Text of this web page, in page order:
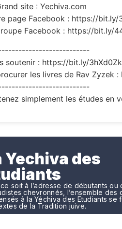
site : Yechiva.com
page Facebook : https://bit.ly/
Facebook : https://bit.ly/
soutenir : https://bit.ly/3hXd0Zk
les livres de Rav Zyzek
simplement les études en
Yechiva des
soit à l’adresse de débutants ou
chevronnés, l’ensemble des
à la Yéchiva des Etudiants se
de la Tradition juive.